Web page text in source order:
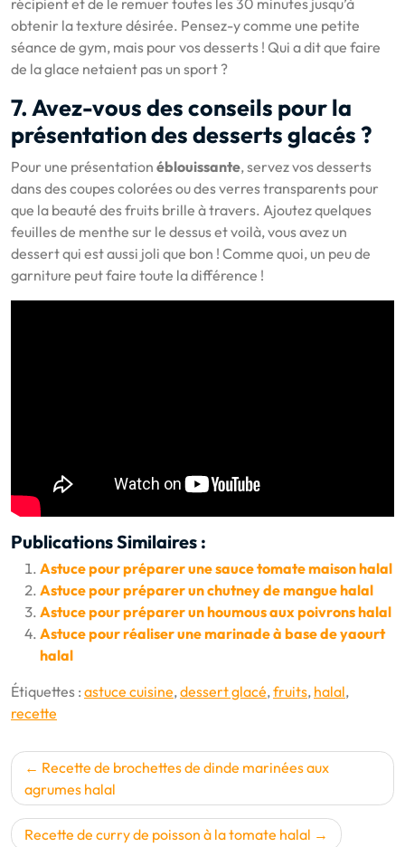
récipient et de le remuer toutes les 30 minutes jusqu’à
obtenir la texture désirée. Pensez-y comme une petite
séance de gym, mais pour vos desserts ! Qui a dit que faire
de la glace netaient pas un sport ?
7. Avez-vous des conseils pour la
présentation des desserts glacés ?
Pour une présentation éblouissante, servez vos desserts
dans des coupes colorées ou des verres transparents pour
que la beauté des fruits brille à travers. Ajoutez quelques
feuilles de menthe sur le dessus et voilà, vous avez un
dessert qui est aussi joli que bon ! Comme quoi, un peu de
garniture peut faire toute la différence !
Publications Similaires :
Astuce pour préparer une sauce tomate maison halal
Astuce pour préparer un chutney de mangue halal
Astuce pour préparer un houmous aux poivrons halal
Astuce pour réaliser une marinade à base de yaourt
halal
Étiquettes : astuce cuisine, dessert glacé, fruits, halal,
recette
Navigation
de
l’article
Recette de brochettes de dinde marinées aux
agrumes halal
Recette de curry de poisson à la tomate halal